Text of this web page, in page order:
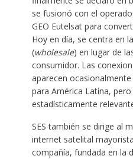
se fusionó con el
GEO Eutelsat para
Hoy en día, se centra en
(wholesale) en lugar de
consumidor. Las
aparecen
para América Latina,
estadísticamente
SES también se dirige al
internet satelital
compañía, fundada en la